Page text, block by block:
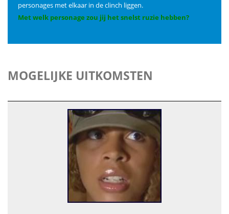
personages met elkaar in de clinch liggen.
Met welk personage zou jij het snelst ruzie hebben?
MOGELIJKE UITKOMSTEN